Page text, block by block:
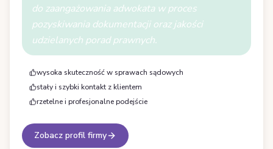
do zaangażowania adwokata w proces
pozyskiwania dokumentacji oraz jakości
udzielanych porad prawnych.
wysoka skuteczność w sprawach sądowych
stały i szybki kontakt z klientem
rzetelne i profesjonalne podejście
Zobacz profil firmy